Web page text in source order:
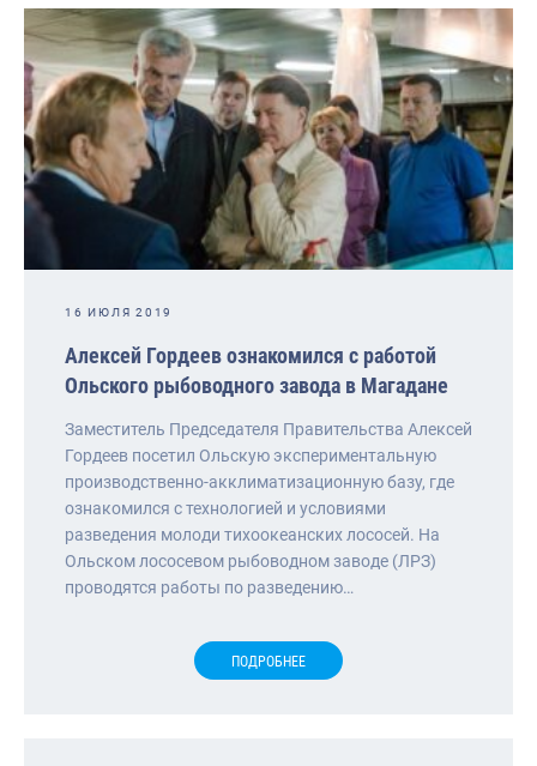
16 ИЮЛЯ 2019
Алексей Гордеев ознакомился с работой
Ольского рыбоводного завода в Магадане
Заместитель Председателя Правительства Алексей
Гордеев посетил Ольскую экспериментальную
производственно-акклиматизационную базу, где
ознакомился с технологией и условиями
разведения молоди тихоокеанских лососей. На
Ольском лососевом рыбоводном заводе (ЛРЗ)
проводятся работы по разведению…
ПОДРОБНЕЕ